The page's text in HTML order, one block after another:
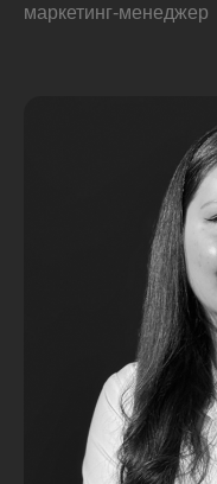
маркетинг-менеджер